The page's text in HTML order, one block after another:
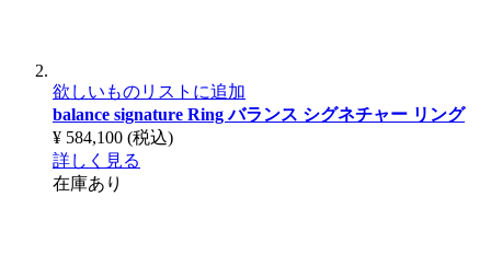
欲しいものリストに追加
balance signature Ringバランス シグネチャー リング
¥ 584,100 (税込)
詳しく見る
在庫あり